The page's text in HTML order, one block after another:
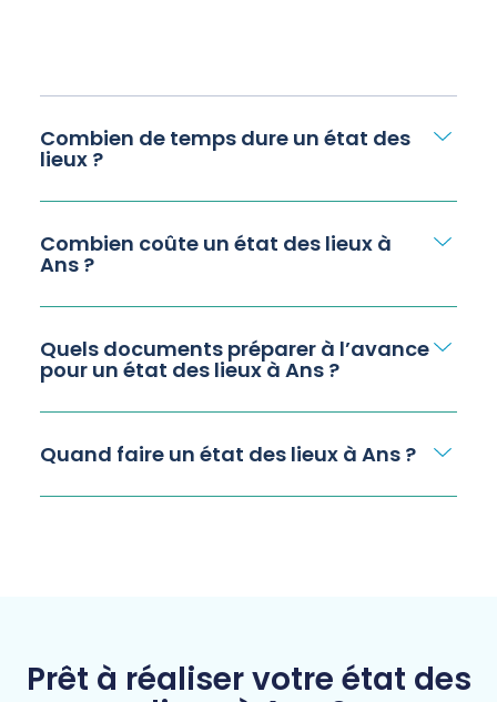
Combien de temps dure un état des
lieux ?
Combien coûte un état des lieux à
Ans ?
Quels documents préparer à l’avance
pour un état des lieux à Ans ?
Quand faire un état des lieux à Ans ?
Prêt à réaliser votre état des